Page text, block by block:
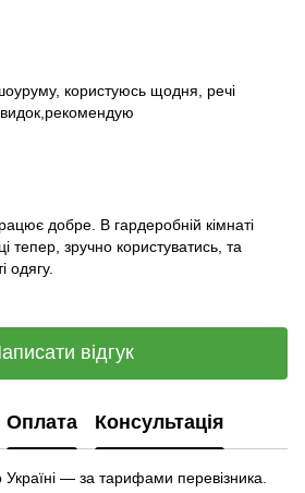
користуюсь щодня, речі
добре. В гардеробній кімнаті
тепер, зручно користуватись, та
одягу.
відгук
Оплата Консультація
— за тарифами перевізника.